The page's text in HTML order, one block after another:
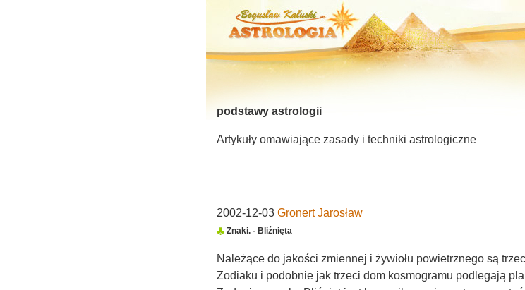
podstawy astrologii
Artykuły omawiające zasady i techniki astrologiczne
2002-12-03 Gronert Jarosław
Znaki. - Bliźnięta
Należące do jakości zmiennej i żywiołu powietrznego są
Zodiaku i podobnie jak trzeci dom kosmogramu podlegają